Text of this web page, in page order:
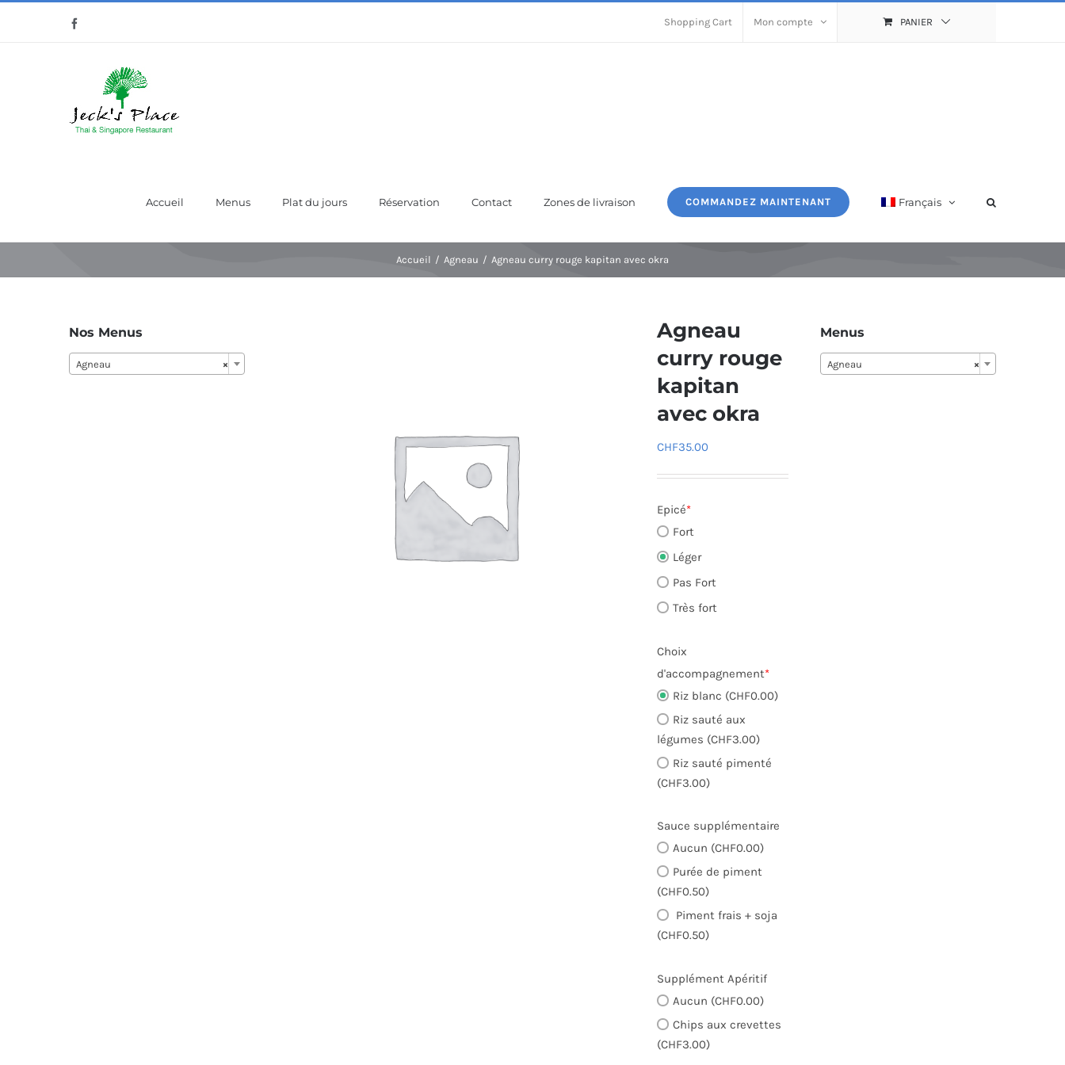
Shopping Cart Mon compte PANIER
Accueil Menus Plat du jours Réservation Contact Zones de livraison COMMANDEZ MAINTENANT Français
Accueil Agneau Agneau curry rouge kapitan avec okra
Agneau
curry rouge
kapitan
avec okra
CHF35.00
Epicé*
Fort
Léger
Pas Fort
Très fort
Choix
d'accompagnement*
Riz blanc (CHF0.00)
Riz sauté aux
légumes (CHF3.00)
Riz sauté pimenté
(CHF3.00)
Sauce supplémentaire
Aucun (CHF0.00)
Purée de piment
(CHF0.50)
Piment frais + soja
(CHF0.50)
Supplément Apéritif
Aucun (CHF0.00)
Chips aux crevettes
(CHF3.00)
Nos Menus
×
Agneau
Menus
×
Agneau